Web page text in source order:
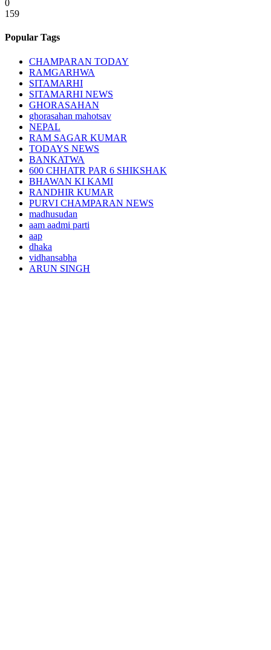
0
159
Popular Tags
CHAMPARAN TODAY
RAMGARHWA
SITAMARHI
SITAMARHI NEWS
GHORASAHAN
ghorasahan mahotsav
NEPAL
RAM SAGAR KUMAR
TODAYS NEWS
BANKATWA
600 CHHATR PAR 6 SHIKSHAK
BHAWAN KI KAMI
RANDHIR KUMAR
PURVI CHAMPARAN NEWS
madhusudan
aam aadmi parti
aap
dhaka
vidhansabha
ARUN SINGH